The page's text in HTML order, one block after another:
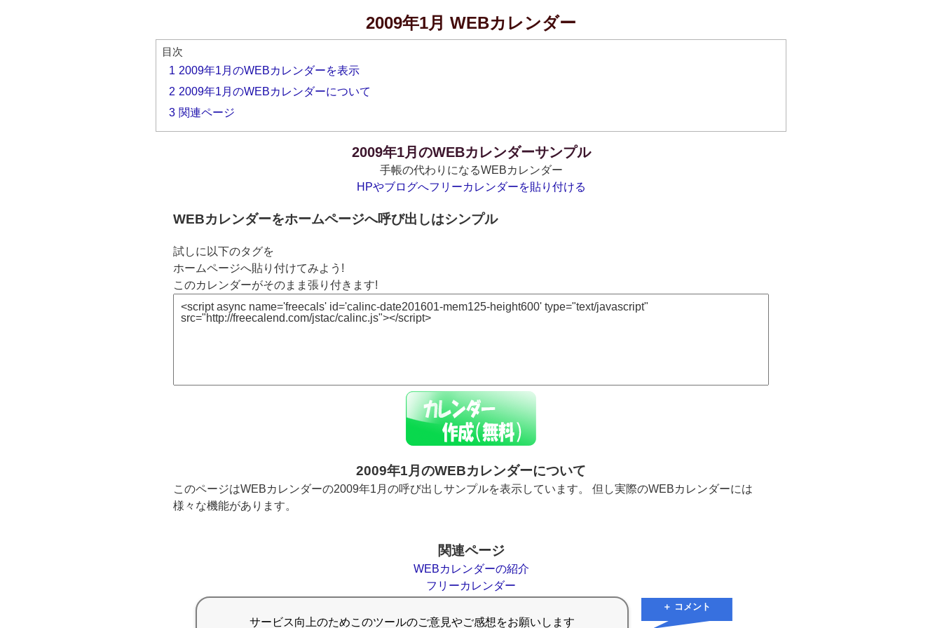
2009年1月 WEBカレンダー
目次
1 2009年1月のWEBカレンダーを表示
2 2009年1月のWEBカレンダーについて
3 関連ページ
2009年1月のWEBカレンダーサンプル
手帳の代わりになるWEBカレンダー
HPやブログへフリーカレンダーを貼り付ける
WEBカレンダーをホームページへ呼び出しはシンプル
試しに以下のタグを
ホームページへ貼り付けてみよう!
このカレンダーがそのまま張り付きます!
2009年1月のWEBカレンダーについて
このページはWEBカレンダーの2009年1月の呼び出しサンプルを表示しています。 但し実際のWEBカレンダーには
様々な機能があります。
関連ページ
WEBカレンダーの紹介
フリーカレンダー
＋ コメント